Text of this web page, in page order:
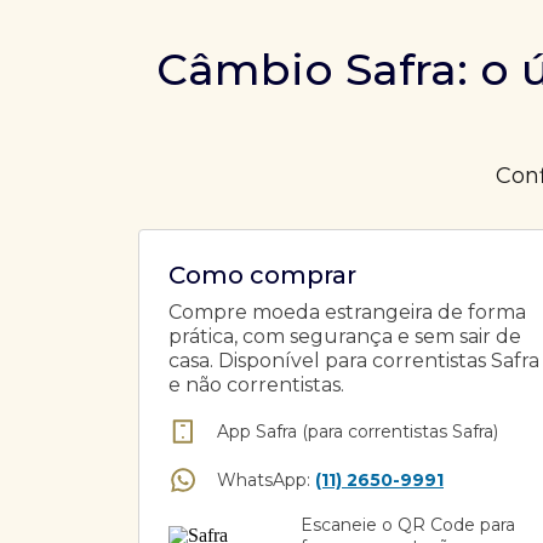
Câmbio Safra: o
Como comprar
Compre moeda estrangeira de forma
prática, com segurança e sem sair de
casa. Disponível para correntistas Safra
e não correntistas.
App Safra (para correntistas Safra)
WhatsApp: (11) 2650-9991
Escaneie o QR Code para